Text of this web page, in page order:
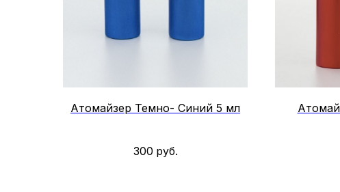
Атомайзер Темно- Синий 5 мл
300 руб.